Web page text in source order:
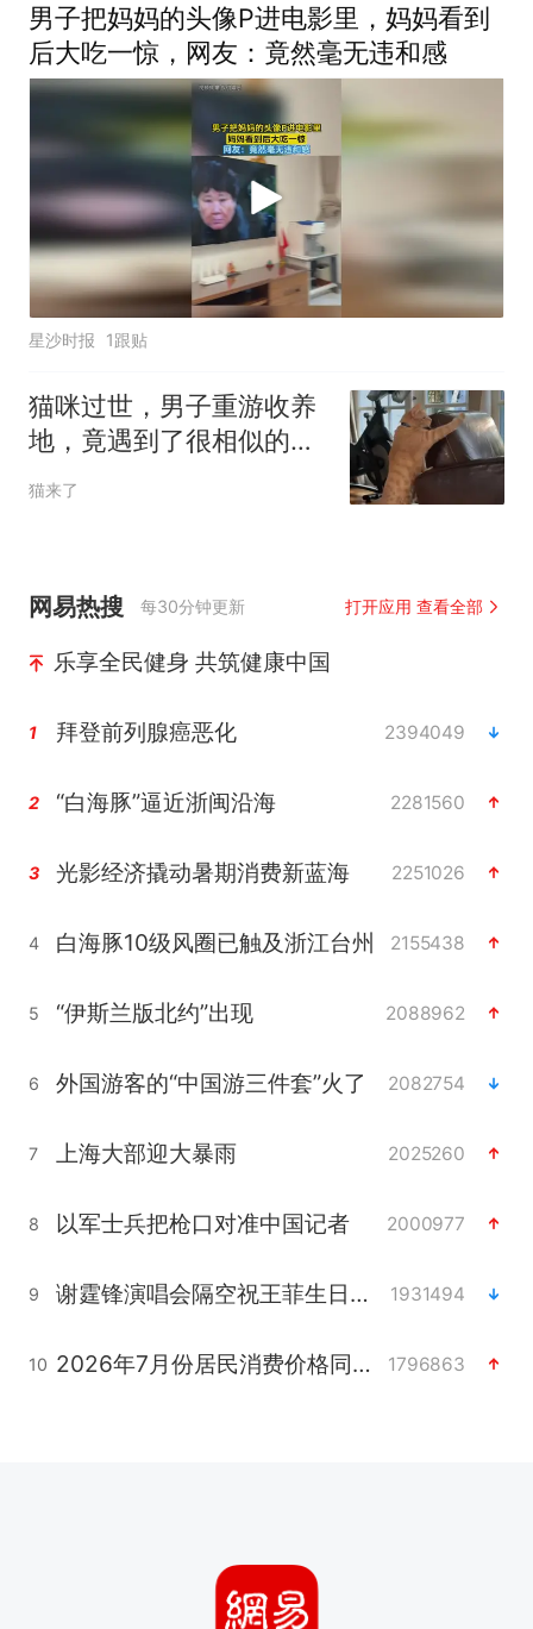
男子把妈妈的头像P进电影里，妈妈看到
后大吃一惊，网友：竟然毫无违和感
星沙时报 1跟贴
猫咪过世，男子重游收养
地，竟遇到了很相似的猫
咪~网友：爱可以解释一
猫来了
网易热搜 每30分钟更新 打开应用 查看全部
乐享全民健身 共筑健康中国
1 拜登前列腺癌恶化 2394049
2 “白海豚”逼近浙闽沿海 2281560
3 光影经济撬动暑期消费新蓝海 2251026
4 白海豚10级风圈已触及浙江台州 2155438
5 “伊斯兰版北约”出现 2088962
6 外国游客的“中国游三件套”火了 2082754
7 上海大部迎大暴雨 2025260
8 以军士兵把枪口对准中国记者 2000977
9 谢霆锋演唱会隔空祝王菲生日快乐 1931494
10 2026年7月份居民消费价格同比上涨0.5% 1796863